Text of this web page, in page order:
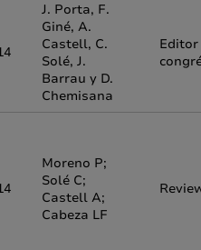
J. Porta, F.
Giné, A.
Castell, C.
Solé, J.
Barrau y D.
Chemisana
Moreno P;
Solé C;
Castell A;
Cabeza LF